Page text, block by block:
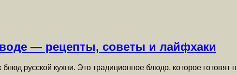
— рецепты, советы и лайфхаки
русской кухни. Это традиционное блюдо, которое готовят